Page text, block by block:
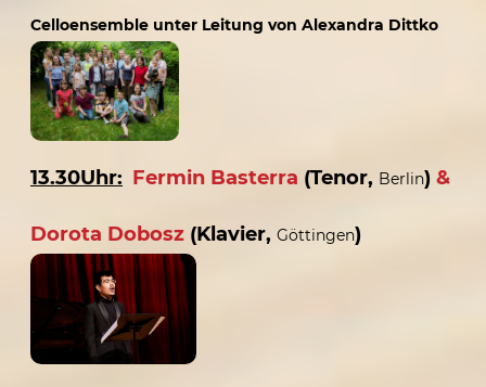
Celloensemble unter Leitung von Alexandra Dittko
13.30Uhr: Fermin Basterra (Tenor, Berlin) &
Dorota Dobosz (Klavier, Göttingen)